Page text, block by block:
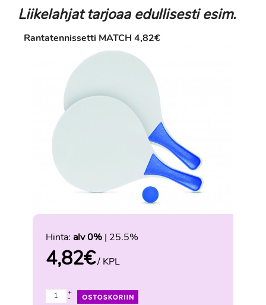
Liikelahjat tarjoaa edullisesti esim.
Rantatennissetti MATCH 4,82€
Hinta: alv 0% | 25.5%
4,82€/ KPL
-
+